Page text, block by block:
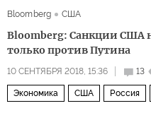
Александр Литвиненко ГРУ
покушение на Сергея Скрипаля в
дезинформация
Bloomberg США
Bloomberg: Санкции США
только против Путина
10 СЕНТЯБРЯ 2018, 15:36 13
Экономика США Россия